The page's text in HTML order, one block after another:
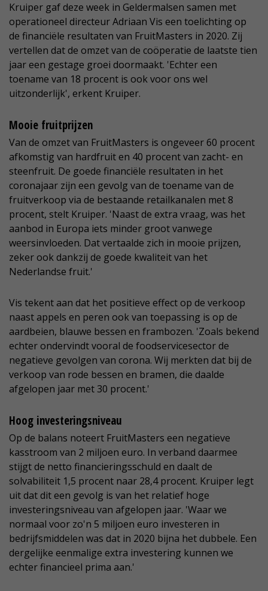
Kruiper gaf deze week in Geldermalsen samen met
operationeel directeur Adriaan Vis een toelichting op
de financiële resultaten van FruitMasters in 2020. Zij
vertellen dat de omzet van de coöperatie de laatste tien
jaar een gestage groei doormaakt. 'Echter een
toename van 18 procent is ook voor ons wel
uitzonderlijk', erkent Kruiper.
Mooie fruitprijzen
Van de omzet van FruitMasters is ongeveer 60 procent
afkomstig van hardfruit en 40 procent van zacht- en
steenfruit. De goede financiële resultaten in het
coronajaar zijn een gevolg van de toename van de
fruitverkoop via de bestaande retailkanalen met 8
procent, stelt Kruiper. 'Naast de extra vraag, was het
aanbod in Europa iets minder groot vanwege
weersinvloeden. Dat vertaalde zich in mooie prijzen,
zeker ook dankzij de goede kwaliteit van het
Nederlandse fruit.'
Vis tekent aan dat het positieve effect op de verkoop
naast appels en peren ook van toepassing is op de
aardbeien, blauwe bessen en frambozen. 'Zoals bekend
echter ondervindt vooral de foodservicesector de
negatieve gevolgen van corona. Wij merkten dat bij de
verkoop van rode bessen en bramen, die daalde
afgelopen jaar met 30 procent.'
Hoog investeringsniveau
Op de balans noteert FruitMasters een negatieve
kasstroom van 2 miljoen euro. In verband daarmee
stijgt de netto financieringsschuld en daalt de
solvabiliteit 1,5 procent naar 28,4 procent. Kruiper legt
uit dat dit een gevolg is van het relatief hoge
investeringsniveau van afgelopen jaar. 'Waar we
normaal voor zo'n 5 miljoen euro investeren in
bedrijfsmiddelen was dat in 2020 bijna het dubbele. Een
dergelijke eenmalige extra investering kunnen we
echter financieel prima aan.'